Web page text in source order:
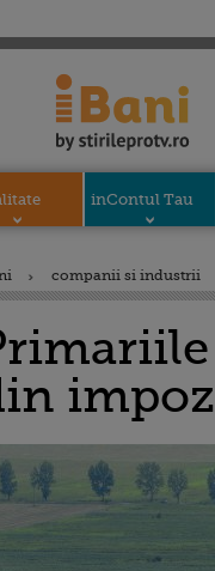
inContul Tau
companii si industrii